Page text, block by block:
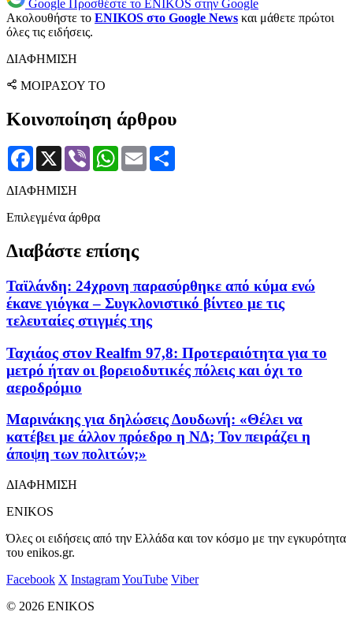
Google
Προσθέστε το ENIKOS στην Google
Ακολουθήστε το ENIKOS στο Google News και μάθετε πρώτοι
όλες τις ειδήσεις.
ΔΙΑΦΗΜΙΣΗ
ΜΟΙΡΑΣΟΥ ΤΟ
Κοινοποίηση άρθρου
Facebook
X Viber WhatsApp
Email
ΔΙΑΦΗΜΙΣΗ
Επιλεγμένα άρθρα
Διαβάστε επίσης
Ταϊλάνδη: 24χρονη παρασύρθηκε από κύμα ενώ
έκανε γιόγκα – Συγκλονιστικό βίντεο με τις
τελευταίες στιγμές της
Ταχιάος στον Realfm 97,8: Προτεραιότητα για το
μετρό ήταν οι βορειοδυτικές πόλεις και όχι το
αεροδρόμιο
Μαρινάκης για δηλώσεις Δουδωνή: «Θέλει να
κατέβει με άλλον πρόεδρο η ΝΔ; Τον πειράζει η
άποψη των πολιτών;»
ΔΙΑΦΗΜΙΣΗ
ENIKOS
Όλες οι ειδήσεις από την Ελλάδα και τον κόσμο με την εγκυρότητα
του enikos.gr.
Facebook X InstagramYouTube Viber
© 2026 ENIKOS